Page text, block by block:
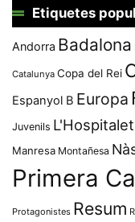
Etiquetes
Andorra Badalona
Catalunya Copa del Rei
Espanyol B Europa
Juvenils L'Hospitalet
Manresa Montañesa
Primera
Protagonistes Resum